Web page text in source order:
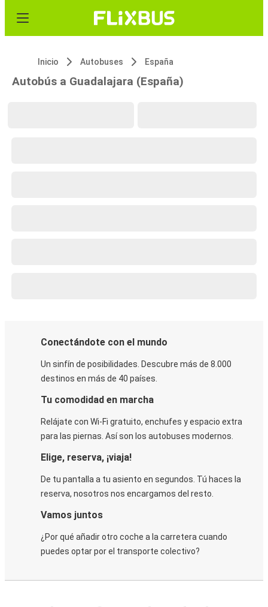
Inicio Autobuses España
Autobús a Guadalajara (España)
Conectándote con el mundo
Un sinfín de posibilidades. Descubre más de 8.000
destinos en más de 40 países.
Tu comodidad en marcha
Relájate con Wi-Fi gratuito, enchufes y espacio extra
para las piernas. Así son los autobuses modernos.
Elige, reserva, ¡viaja!
De tu pantalla a tu asiento en segundos. Tú haces la
reserva, nosotros nos encargamos del resto.
Vamos juntos
¿Por qué añadir otro coche a la carretera cuando
puedes optar por el transporte colectivo?